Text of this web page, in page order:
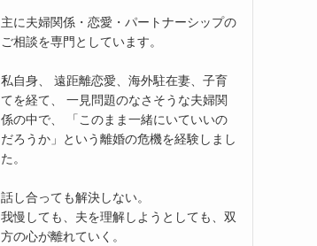
主に夫婦関係・恋愛・パートナーシップの
ご相談を専門としています。
私自身、 遠距離恋愛、海外駐在妻、子育
てを経て、 一見問題のなさそうな夫婦関
係の中で、 「このまま一緒にいていいの
だろうか」という離婚の危機を経験しまし
た。
話し合っても解決しない。
我慢しても、夫を理解しようとしても、双
方の心が離れていく。